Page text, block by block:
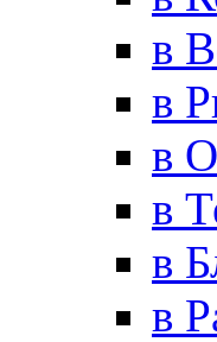
в
в
в
в
в
в